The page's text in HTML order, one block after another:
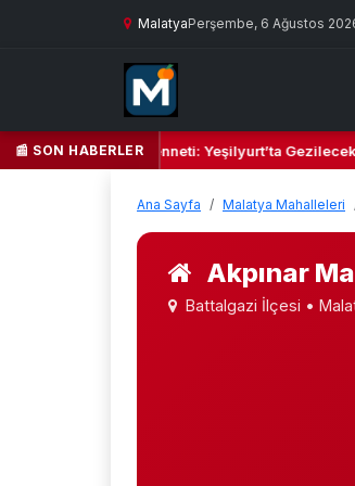
MalatyaPerşembe, 6 Ağustos
📰 SON HABERLER
Kalbi ve Kültür Cenneti: Yeşilyurt’ta Gezilecek
Ana Sayfa Malatya Mahalleleri
Akpınar
Battalgazi İlçesi •